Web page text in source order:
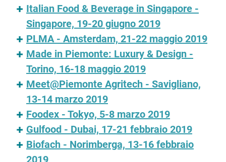
Italian Food & Beverage in Singapore -
Singapore, 19-20 giugno 2019
PLMA - Amsterdam, 21-22 maggio 2019
Made in Piemonte: Luxury & Design -
Torino, 16-18 maggio 2019
Meet@Piemonte Agritech - Savigliano,
13-14 marzo 2019
Foodex - Tokyo, 5-8 marzo 2019
Gulfood - Dubai, 17-21 febbraio 2019
Biofach - Norimberga, 13-16 febbraio
2019